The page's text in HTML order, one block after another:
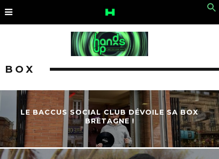
BOX
LE BACCUS SOCIAL CLUB DÉVOILE SA BOX
BRETAGNE !